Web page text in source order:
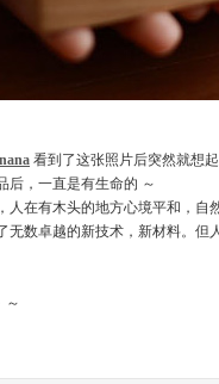
看到了这张照片后突然就想
后，一直是有生命的 ～
在有木头的地方心境平和，自然
无数卓越的新技术，新材料。
～